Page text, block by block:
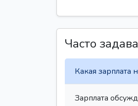
Часто
Какая зарплата
Зарплата